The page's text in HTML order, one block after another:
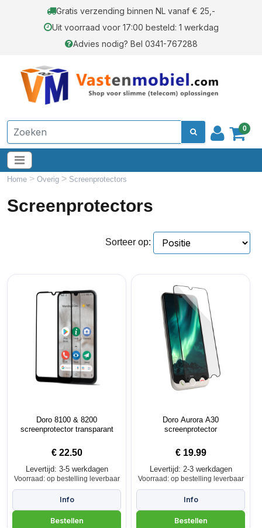
Gratis verzending binnen NL vanaf € 25,-
Uit voorraad voor 17:00 besteld: 1 werkdag
Advies nodig? Bel 0341-767288
0
Home > Overig > Screenprotectors
Screenprotectors
Sorteer op:
Doro 8100 & 8200
screenprotector transparant
€ 22.50
Levertijd: 3-5 werkdagen
Voorraad: op bestelling leverbaar
Doro Aurora A30
screenprotector
€ 19.99
Levertijd: 2-3 werkdagen
Voorraad: op bestelling leverbaar